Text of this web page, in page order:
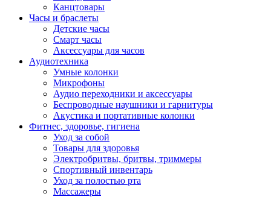
Канцтовары
Часы и браслеты
Детские часы
Смарт часы
Аксессуары для часов
Аудиотехника
Умные колонки
Микрофоны
Аудио переходники и аксессуары
Беспроводные наушники и гарнитуры
Акустика и портативные колонки
Фитнес, здоровье, гигиена
Уход за собой
Товары для здоровья
Электробритвы, бритвы, триммеры
Спортивный инвентарь
Уход за полостью рта
Массажеры